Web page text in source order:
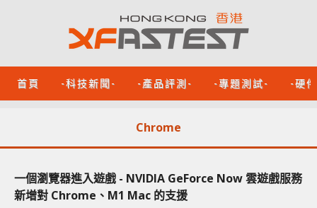
首頁 -科技新聞- -產品評測- -專題測試- -硬
Chrome
一個瀏覽器進入遊戲 - NVIDIA GeForce Now 雲遊戲服務
新增對 Chrome、M1 Mac 的支援